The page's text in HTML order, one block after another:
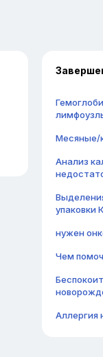
Месяные/
Анализ
упаковки
нужен
Чем
Аллергия